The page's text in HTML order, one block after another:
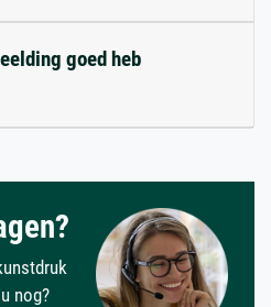
goed heb
nog?